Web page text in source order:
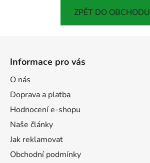
ZPĚT DO OBCHODU
Informace pro vás
O nás
Doprava a platba
Hodnocení e-shopu
Naše články
Jak reklamovat
Obchodní podmínky